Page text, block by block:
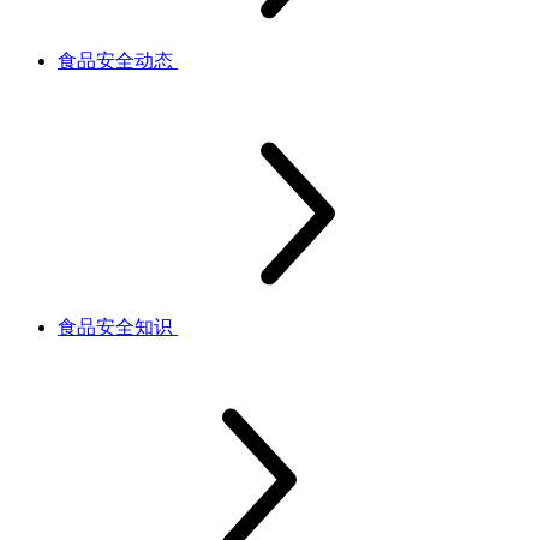
食品安全动态
食品安全知识